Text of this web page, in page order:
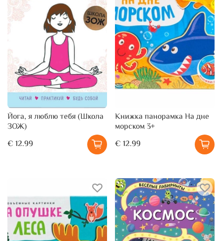
Йога, я люблю тебя (Школа
ЗОЖ)
€ 12.99
Книжка панорамка На дне
морском 3+
€ 12.99